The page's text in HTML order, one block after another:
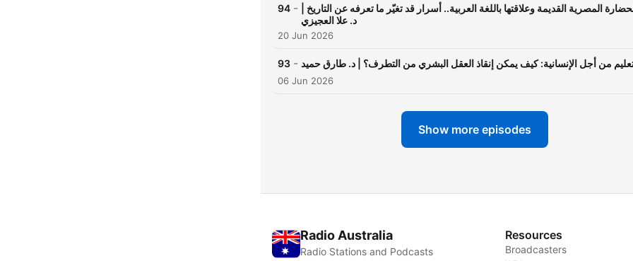
94 -
المصرية القديمة وعلاقتها باللغة العربية.. أسرار قد تغيّر ما تعرفه عن التاريخ |
د. علا العجيزي
20 Jun 2026
93 - من أجل الإنسانية: كيف يمكن إنقاذ العقل البشري من التطرف؟ | د. طارق حميد
06 Jun 2026
Show more episodes
Radio Australia
Radio Stations and Podcasts
Resources
Broadcasters